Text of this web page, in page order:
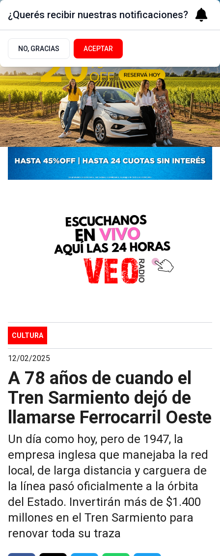
CULTURA
12/02/2025
A 78 años de cuando el
Tren Sarmiento dejó de
llamarse Ferrocarril Oeste
Un día como hoy, pero de 1947, la
empresa inglesa que manejaba la red
local, de larga distancia y carguera de
la línea pasó oficialmente a la órbita
del Estado. Invertirán más de $1.400
millones en el Tren Sarmiento para
renovar toda su traza
¿Querés recibir nuestras notificaciones?
NO, GRACIAS ACEPTAR